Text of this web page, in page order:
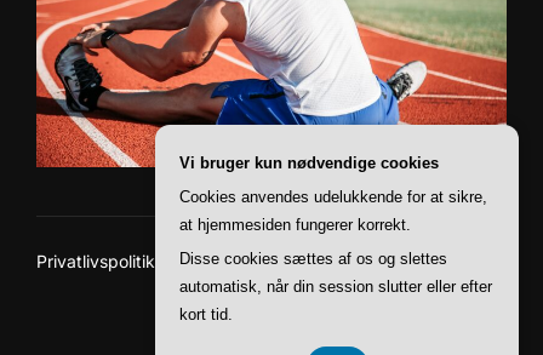
Privatlivspolitik
Copyright © 2026 You Run
Inspiro Theme
Vi bruger kun nødvendige cookies
Cookies anvendes udelukkende for at sikre,
at hjemmesiden fungerer korrekt.
Disse cookies sættes af os og slettes
automatisk, når din session slutter eller efter
kort tid.